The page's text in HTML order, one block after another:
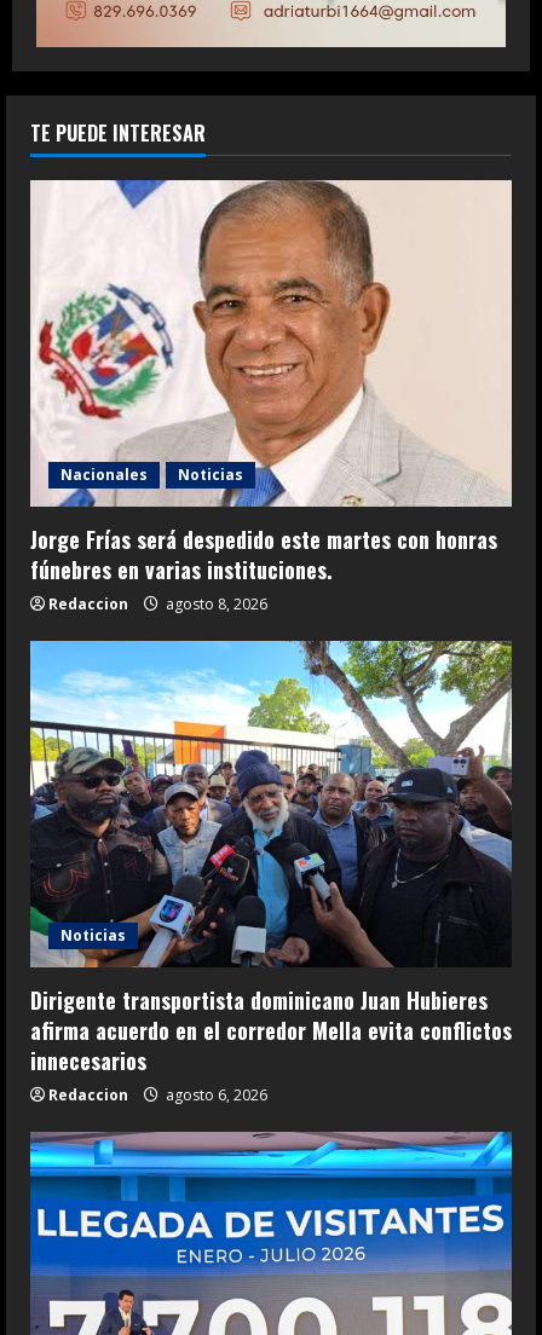
TE PUEDE INTERESAR
Nacionales Noticias
Jorge Frías será despedido este martes con honras
fúnebres en varias instituciones.
Redaccion agosto 8, 2026
Noticias
Dirigente transportista dominicano Juan Hubieres
afirma acuerdo en el corredor Mella evita conflictos
innecesarios
Redaccion agosto 6, 2026